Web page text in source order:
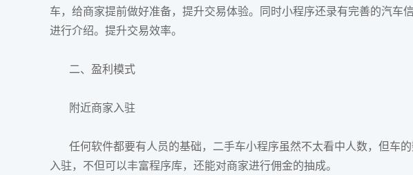
车，给商家提前做好准备，提升交易体验。同时小程序还录有完善的汽车
进行介绍。提升交易效率。
二、盈利模式
附近商家入驻
任何软件都要有人员的基础， 二手车小程序虽然不太看中人数，但车
入驻，不但可以丰富程序库，还能对商家进行佣金的抽成。